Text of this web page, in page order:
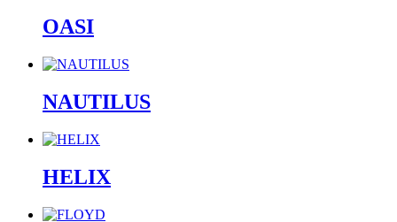
OASI
NAUTILUS
HELIX